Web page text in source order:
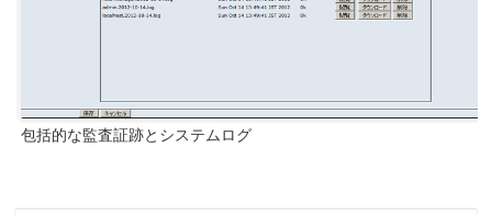
包括的な監査証跡とシステムログ